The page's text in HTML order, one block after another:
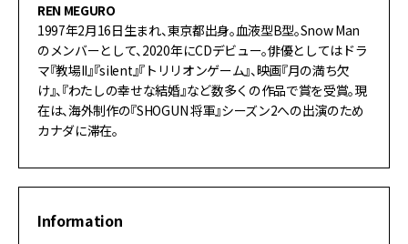
REN MEGURO
1997年2月16日生まれ、東京都出身。血液型B型。Snow Man
のメンバーとして、2020年にCDデビュー。俳優としてはドラ
マ『教場II』『silent』『トリリオンゲーム』、映画『月の満ち欠
け』、『わたしの幸せな結婚』など数多くの作品で賞を受賞。現
在は、海外制作の『SHOGUN 将軍』シーズン2への出演のため
カナダに滞在。
Information